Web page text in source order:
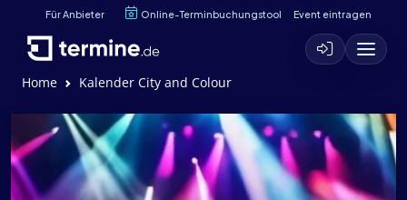
Für Anbieter Online-Terminbuchungstool Event eintragen
Home Kalender City and Colour